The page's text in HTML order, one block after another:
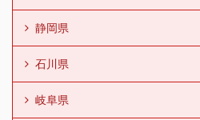
静岡県
石川県
岐阜県